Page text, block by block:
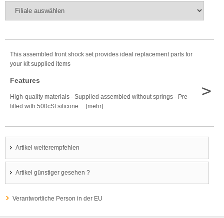
This assembled front shock set provides ideal replacement parts for
your kit supplied items
Features
High-quality materials - Supplied assembled without springs - Pre-
filled with 500cSt silicone ... [mehr]
>
Artikel weiterempfehlen
Artikel günstiger gesehen ?
Verantwortliche Person in der EU